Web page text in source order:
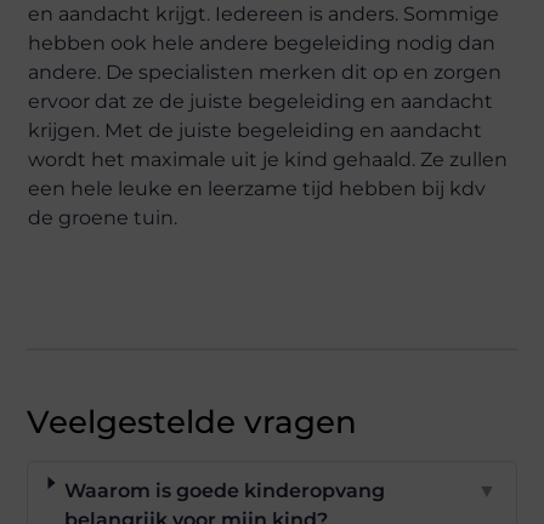
en aandacht krijgt. Iedereen is anders. Sommige
hebben ook hele andere begeleiding nodig dan
andere. De specialisten merken dit op en zorgen
ervoor dat ze de juiste begeleiding en aandacht
krijgen. Met de juiste begeleiding en aandacht
wordt het maximale uit je kind gehaald. Ze zullen
een hele leuke en leerzame tijd hebben bij kdv
de groene tuin.
Veelgestelde vragen
Waarom is goede kinderopvang
▼